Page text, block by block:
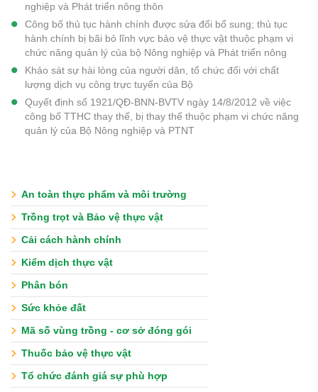
nghiệp và Phát triển nông thôn
Công bố thủ tục hành chính được sửa đổi bổ sung; thủ tục
hành chính bị bãi bỏ lĩnh vực bảo vệ thực vật thuộc phạm vi
chức năng quản lý của bộ Nông nghiệp và Phát triển nông
Khảo sát sự hài lòng của người dân, tổ chức đối với chất
lượng dịch vụ công trực tuyến của Bộ
Quyết định số 1921/QĐ-BNN-BVTV ngày 14/8/2012 về việc
công bố TTHC thay thế, bị thay thế thuộc phạm vi chức năng
quản lý của Bộ Nông nghiệp và PTNT
An toàn thực phẩm và môi trường
Trồng trọt và Bảo vệ thực vật
Cải cách hành chính
Kiểm dịch thực vật
Phân bón
Sức khỏe đất
Mã số vùng trồng - cơ sở đóng gói
Thuốc bảo vệ thực vật
Tổ chức đánh giá sự phù hợp